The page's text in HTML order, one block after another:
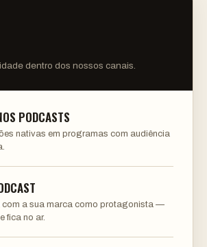
dentro dos nossos canais.
PODCASTS
nativas em programas com audiência
com a sua marca como protagonista —
fica no ar.